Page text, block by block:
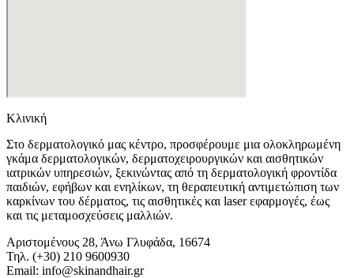
Κλινική
Στο δερματολογικό μας κέντρο, προσφέρουμε μια ολοκληρωμένη
γκάμα δερματολογικών, δερματοχειρουργικών και αισθητικών
ιατρικών υπηρεσιών, ξεκινώντας από τη δερματολογική φροντίδα
παιδιών, εφήβων και ενηλίκων, τη θεραπευτική αντιμετώπιση των
καρκίνων του δέρματος, τις αισθητικές και laser εφαρμογές, έως
και τις μεταμοσχεύσεις μαλλιών.
Αριστομένους 28, Άνω Γλυφάδα, 16674
Τηλ. (+30) 210 9600930
Email: info@skinandhair.gr